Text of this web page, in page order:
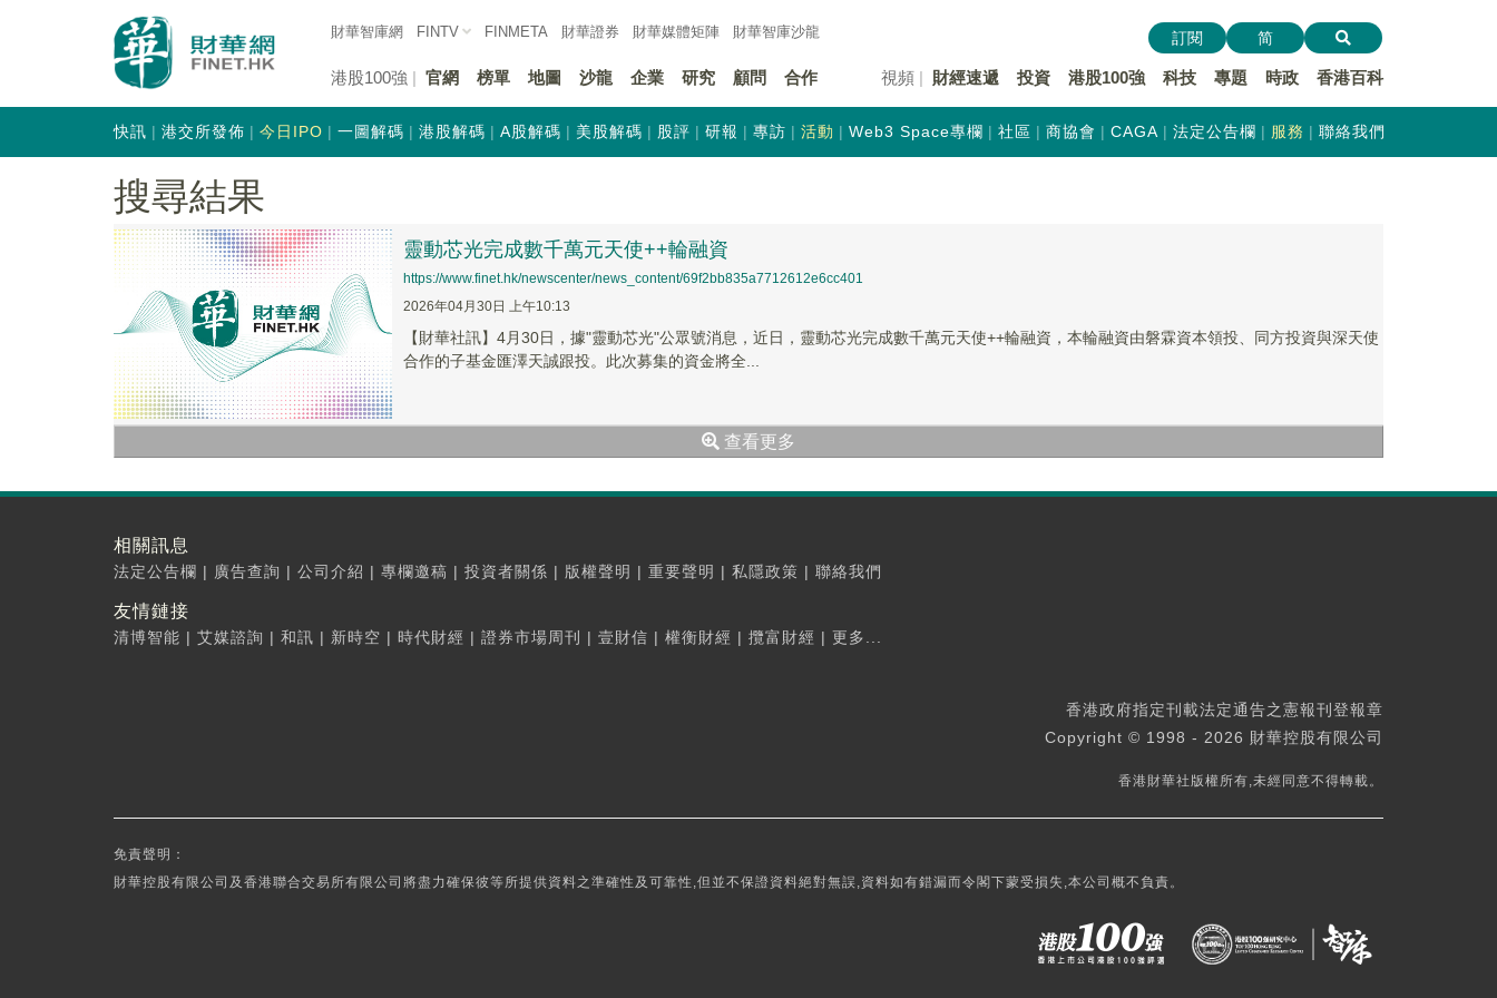
財華智庫網 FINTV FINMETA 財華證券 財華媒體矩陣 財華智庫沙龍
港股100強 官網 榜單 地圖 沙龍 企業 研究 顧問 合作 視頻 財經速遞 投資 港股100強 科技 專題 時政 香港百科
訂閱 简
快訊 港交所發佈 今日IPO 一圖解碼 港股解碼 A股解碼 美股解碼 股評 研報 專訪 活動 Web3 Space專欄 社區 商協會 CAGA 法定公告欄 服務 聯絡我們
搜尋結果
​靈動芯光完成數千萬元天使++輪融資
https://www.finet.hk/newscenter/news_content/69f2bb835a7712612e6cc401
2026年04月30日 上午10:13
​【財華社訊】4月30日，據"靈動芯光"公眾號消息，近日，靈動芯光完成數千萬元天使++輪融資，本輪融資由磐霖資本領投、同方投資與深天使
合作的子基金匯澤天誠跟投。此次募集的資金將全...
查看更多
相關訊息
法定公告欄 | 廣告查詢 | 公司介紹 | 專欄邀稿 | 投資者關係 | 版權聲明 | 重要聲明 | 私隱政策 | 聯絡我們
友情鏈接
清博智能 | 艾媒諮詢 | 和訊 | 新時空 | 時代財經 | 證券市場周刊 | 壹財信 | 權衡財經 | 攬富財經 | 更多...
香港政府指定刊載法定通告之憲報刊登報章
Copyright © 1998 - 2026 財華控股有限公司
香港財華社版權所有,未經同意不得轉載。
免責聲明：
財華控股有限公司及香港聯合交易所有限公司將盡力確保彼等所提供資料之準確性及可靠性,但並不保證資料絕對無誤,資料如有錯漏而令閣下蒙受損失,本公司概不負責。